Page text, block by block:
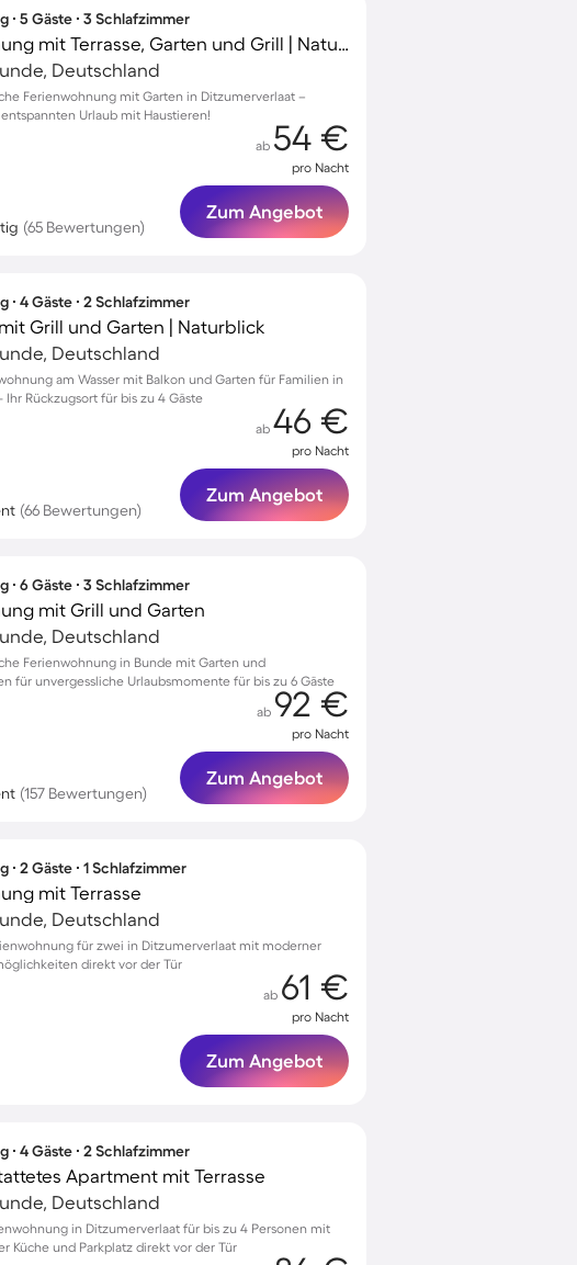
∙ 5 Gäste ∙ 3 Schlafzimmer
Ferienwohnung mit Terrasse, Garten und Grill | Naturblick
Deutschland
Ferienwohnung mit Garten in Ditzumerverlaat –
Urlaub mit Haustieren!
(65 Bewertungen)
ab 54 €
pro Nacht
Zum Angebot
∙ 4 Gäste ∙ 2 Schlafzimmer
Grill und Garten | Naturblick
Deutschland
am Wasser mit Balkon und Garten für Familien in
Ihr Rückzugsort für bis zu 4 Gäste
(66 Bewertungen)
ab 46 €
pro Nacht
Zum Angebot
∙ 6 Gäste ∙ 3 Schlafzimmer
mit Grill und Garten
Deutschland
Ferienwohnung in Bunde mit Garten und
für unvergessliche Urlaubsmomente für bis zu 6 Gäste
(157 Bewertungen)
ab 92 €
pro Nacht
Zum Angebot
∙ 2 Gäste ∙ 1 Schlafzimmer
mit Terrasse
Deutschland
für zwei in Ditzumerverlaat mit moderner
direkt vor der Tür
ab 61 €
pro Nacht
Zum Angebot
∙ 4 Gäste ∙ 2 Schlafzimmer
Apartment mit Terrasse
Deutschland
in Ditzumerverlaat für bis zu 4 Personen mit
Küche und Parkplatz direkt vor der Tür